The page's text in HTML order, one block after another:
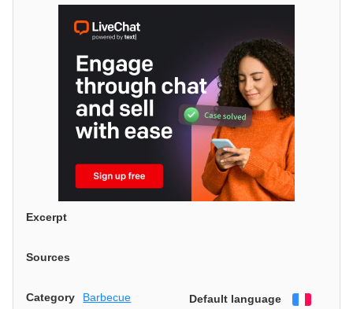
Excerpt
Sources
Category Barbecue Default language